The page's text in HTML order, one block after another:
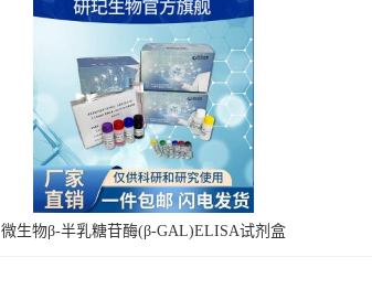
微生物β-半乳糖苷酶(β-GAL)ELISA试剂盒